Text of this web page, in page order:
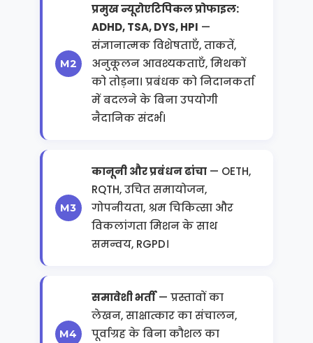
प्रमुख न्यूरोएटिपिकल प्रोफाइल:
ADHD, TSA, DYS, HPI —
संज्ञानात्मक विशेषताएँ, ताकतें,
अनुकूलन आवश्यकताएँ, मिथकों
को तोड़ना। प्रबंधक को निदानकर्ता
में बदलने के बिना उपयोगी
नैदानिक संदर्भ।
कानूनी और प्रबंधन ढांचा— OETH,
RQTH, उचित समायोजन,
गोपनीयता, श्रम चिकित्सा और
विकलांगता मिशन के साथ
समन्वय, RGPD।
समावेशी भर्ती— प्रस्तावों का
लेखन, साक्षात्कार का संचालन,
पूर्वाग्रह के बिना कौशल का